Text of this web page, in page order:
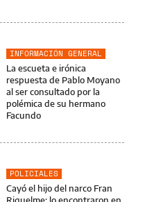
INFORMACIÓN GENERAL
La escueta e irónica
respuesta de Pablo Moyano
al ser consultado por la
polémica de su hermano
Facundo
POLICIALES
Cayó el hijo del narco Fran